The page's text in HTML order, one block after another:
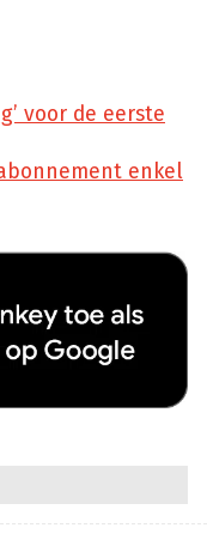
voor de eerste
enkel